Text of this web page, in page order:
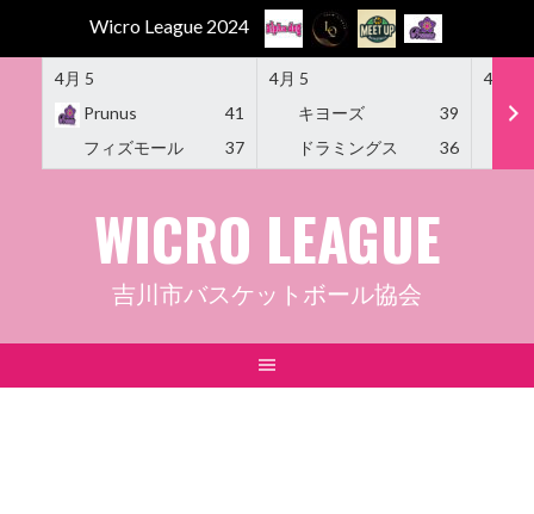
Wicro League 2024
4月 5
Prunus
41
フィズモール
37
4月 5
キヨーズ
39
ドラミングス
36
4月 5
WICRO LEAGUE
吉川市バスケットボール協会